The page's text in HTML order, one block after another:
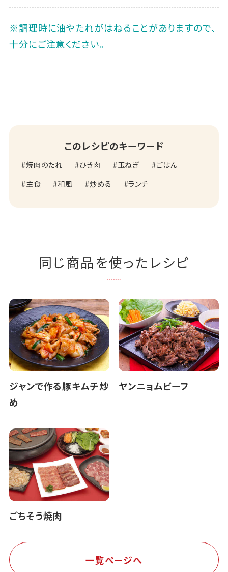
※調理時に油やたれがはねることがありますので、
十分にご注意ください。
このレシピのキーワード
焼肉のたれ ひき肉 玉ねぎ
ごはん
主食
和風 炒める ランチ
同じ商品を使ったレシピ
ジャンで作る豚キムチ炒
め
ヤンニョムビーフ
ごちそう焼肉
一覧ページへ